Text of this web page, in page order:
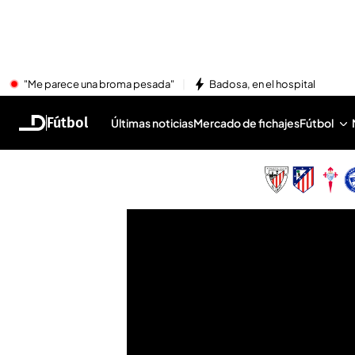
"Me parece una broma pesada" Badosa, en el hospital
Fútbol Últimas noticiasMercado de fichajesFútbol